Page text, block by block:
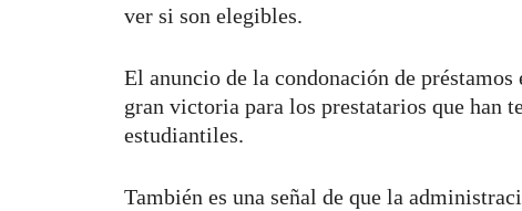
ver si son elegibles.
El anuncio de la condonación de
gran victoria para los prestatarios que han
estudiantiles.
También es una señal de que la